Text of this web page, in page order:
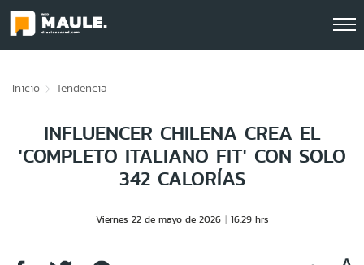
Inicio Tendencia
INFLUENCER CHILENA CREA EL
'COMPLETO ITALIANO FIT' CON SOLO
342 CALORÍAS
Viernes 22 de mayo de 2026 16:29 hrs